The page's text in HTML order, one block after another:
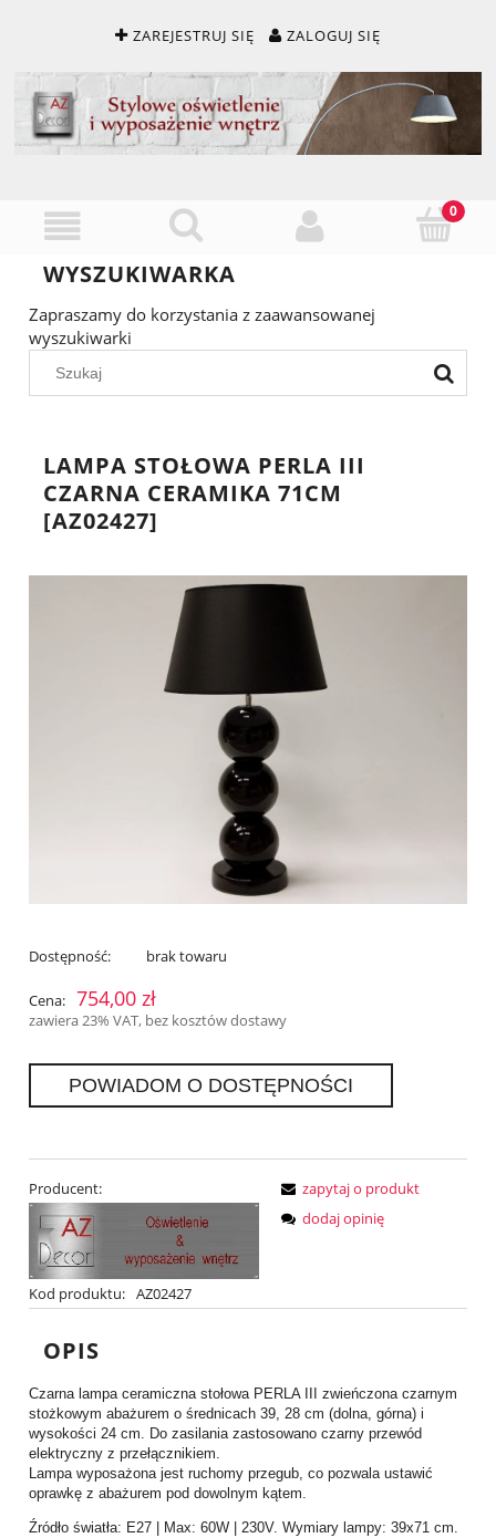
ZAREJESTRUJ SIĘ ZALOGUJ SIĘ
WYSZUKIWARKA
Zapraszamy do korzystania z zaawansowanej
wyszukiwarki
LAMPA STOŁOWA PERLA III
CZARNA CERAMIKA 71CM
[AZ02427]
Dostępność: brak towaru
Cena: 754,00 zł
zawiera 23% VAT, bez kosztów dostawy
POWIADOM O DOSTĘPNOŚCI
Producent:
Kod produktu: AZ02427
zapytaj o produkt
dodaj opinię
OPIS
Czarna lampa ceramiczna stołowa PERLA III zwieńczona czarnym
stożkowym abażurem o średnicach 39, 28 cm (dolna, górna) i
wysokości 24 cm. Do zasilania zastosowano czarny przewód
elektryczny z przełącznikiem.
Lampa wyposażona jest ruchomy przegub, co pozwala ustawić
oprawkę z abażurem pod dowolnym kątem.
Źródło światła: E27 | Max: 60W | 230V. Wymiary lampy: 39x71 cm.